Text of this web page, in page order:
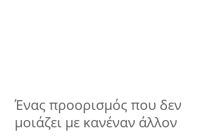
Ένας προορισμός που δεν
μοιάζει με κανέναν άλλον